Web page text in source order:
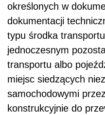
określonych w
dokumentacji
typu środka
jednoczesnym
transportu albo
miejsc siedzących
samochodowymi
konstrukcyjnie do